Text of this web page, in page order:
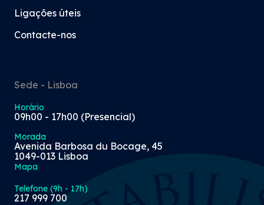
são exigidas maiores responsabilidades aos
profissionais que passam então a ser
designados por Técnicos Oficiais de Contas.
das Finanças, no 4.º andar do n.º 69 da Rua
Nova do Almada.
1996
Imagem
Ligações úteis
Contacte-nos
Sede - Lisboa
Horário
09h00 - 17h00 (Presencial)
Morada
Avenida Barbosa du Bocage, 45
1049-013 Lisboa
Mapa
Telefone (9h - 17h)
217 999 700